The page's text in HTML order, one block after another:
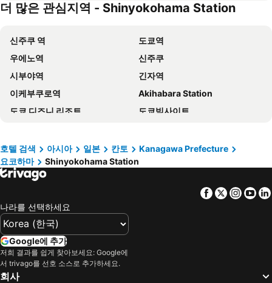
Book Tea Bed SHIBUYA
Hilton Tokyo Odaiba
아파 호텔 니시아자부
아워스 인 한큐
The Millennials Shibuya
더 요코하마 베이 호텔 도큐
사쿠라 플뢰르 아오야마
Wasabi Mita Hotel
시부야 도큐 REI 호텔
all day place shibuya
New Otani Inn Tokyo
Mustard Hotel Shimokitazawa
리치몬드 호텔 프리미어 무사시코스기
사쿠라 호텔 하타가야
Do-c Shibuya Ebisu
Do-C Gotanda
하튼 호텔 히가시시나가와
Shinagawa Tobu Hotel
호텔 에미트 시부야
호텔 플럼/코스모 Y
APA 호텔 시나가와 센가쿠지-에키마에
더 많은 관심지역 - Shinyokohama Station
신주쿠 역
도쿄역
우에노역
신주쿠
시부야역
긴자역
이케부쿠로역
Akihabara Station
도쿄 디즈니 리조트
도쿄빅사이트
나리타공항
Makuhari Messe
Shibuya
도쿄 국제공항
아카사카역
가와사키 스테이션 인
Nippori Station
Nozawa Onsen Ski Resort
호텔 검색 아시아 일본 칸토
Kanagawa Prefecture
요코하마
Shinyokohama Station
Facebook
Twitter
나라를 선택하세요
Google에 추가
저희 결과를 쉽게 찾아보세요: Google에
서 trivago를 선호 소스로 추가하세요.
회사